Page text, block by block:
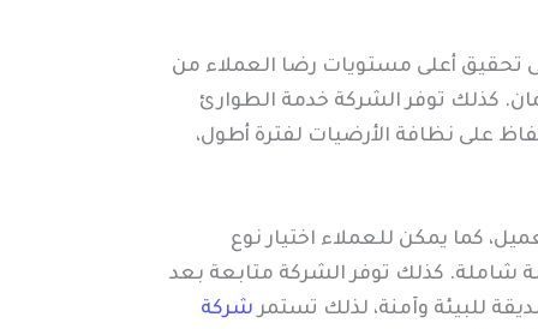
تحقيق أعلى مستويات رضا العملاء من
كذلك توفر الشركة خدمة الطوارئ
على نظافة الأرضيات لفترة أطول،
كما يمكن للعملاء اختيار نوع
شاملة. كذلك توفر الشركة متابعة بعد
للبيئة وآمنة، لذلك تستمرشركة